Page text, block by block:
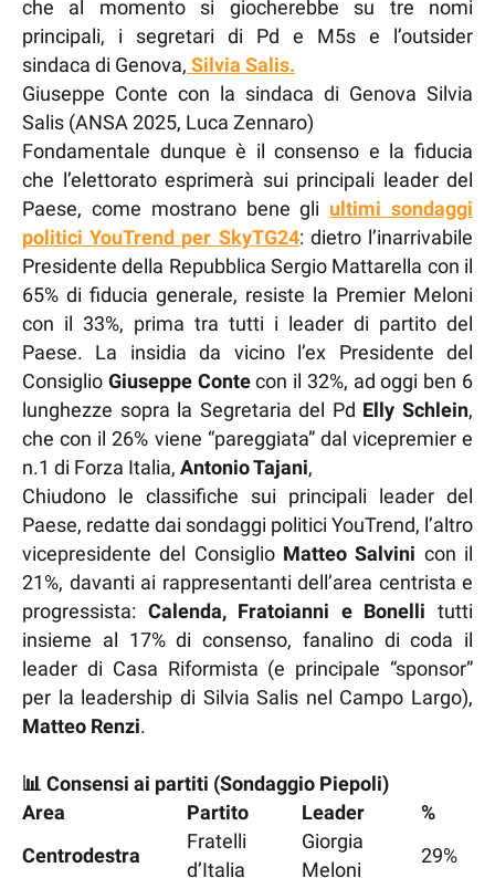
che al momento si giocherebbe su tre nomi
principali, i segretari di Pd e M5s e l’outsider
sindaca di Genova, Silvia Salis.
Giuseppe Conte con la sindaca di Genova Silvia
Salis (ANSA 2025, Luca Zennaro)
Fondamentale dunque è il consenso e la fiducia
che l’elettorato esprimerà sui principali leader del
Paese, come mostrano bene gli ultimi sondaggi
politici YouTrend per SkyTG24: dietro l’inarrivabile
Presidente della Repubblica Sergio Mattarella con il
65% di fiducia generale, resiste la Premier Meloni
con il 33%, prima tra tutti i leader di partito del
Paese. La insidia da vicino l’ex Presidente del
Consiglio Giuseppe Contecon il 32%, ad oggi ben 6
lunghezze sopra la Segretaria del Pd Elly Schlein,
che con il 26% viene “pareggiata” dal vicepremier e
n.1 di Forza Italia, Antonio Tajani,
Chiudono le classifiche sui principali leader del
Paese, redatte dai sondaggi politici YouTrend, l’altro
vicepresidente del Consiglio Matteo Salvini con il
21%, davanti ai rappresentanti dell’area centrista e
progressista: Calenda, Fratoianni e Bonelli tutti
insieme al 17% di consenso, fanalino di coda il
leader di Casa Riformista (e principale “sponsor”
per la leadership di Silvia Salis nel Campo Largo),
Matteo Renzi.
📊 Consensi ai partiti (Sondaggio Piepoli)
Area
Partito Leader
%
Centrodestra
Fratelli
d’Italia
Giorgia
Meloni
29%